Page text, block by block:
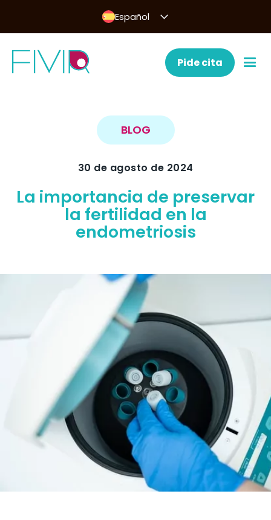
Español
Pide cita
BLOG
30 de agosto de 2024
La importancia de preservar
la fertilidad en la
endometriosis